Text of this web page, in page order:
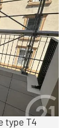
normes
type T4